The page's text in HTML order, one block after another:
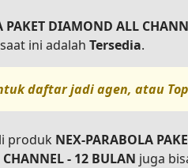
PAKET DIAMOND ALL
ini adalah Tersedia.
daftar jadi agen, atau
produk NEX-PARABOLA
- 12 BULAN juga